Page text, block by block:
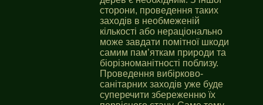
сторони, проведення таких
заходів в необмеженій
кількості або нераціонально
може завдати помітної шкоди
самим пам’яткам природи та
біорізноманітності поблизу.
Проведення вибірково-
санітарних заходів уже буде
суперечити збереженню їх